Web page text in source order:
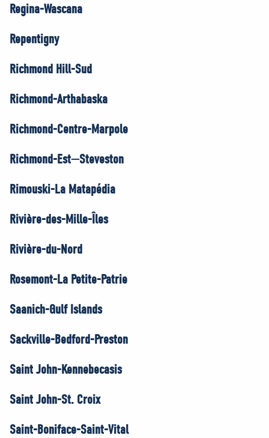
Regina-Wascana
Repentigny
Richmond Hill-Sud
Richmond-Arthabaska
Richmond-Centre-Marpole
Richmond-Est—Steveston
Rimouski-La Matapédia
Rivière-des-Mille-Îles
Rivière-du-Nord
Rosemont-La Petite-Patrie
Saanich-Gulf Islands
Sackville-Bedford-Preston
Saint John-Kennebecasis
Saint John-St. Croix
Saint-Boniface-Saint-Vital